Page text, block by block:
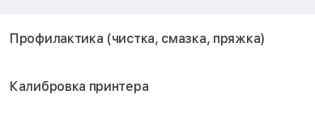
Профилактика (чистка, смазка, пряжка)
Калибровка принтера